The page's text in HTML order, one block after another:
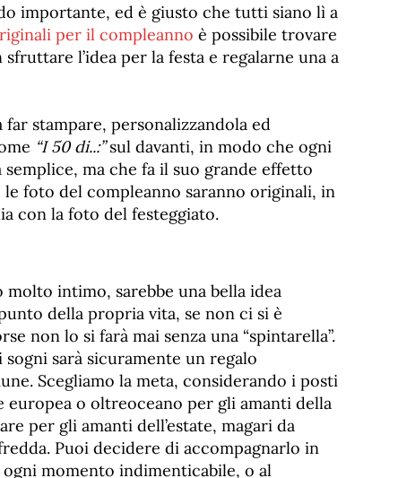
importante, ed è giusto che tutti siano lì a
per il compleanno è possibile trovare
l’idea per la festa e regalarne una a
stampare, personalizzandola ed
“I 50 di..:”sul davanti, in modo che ogni
semplice, ma che fa il suo grande effetto
foto del compleanno saranno originali, in
con la foto del festeggiato.
intimo, sarebbe una bella idea
della propria vita, se non ci si è
non lo si farà mai senza una “spintarella”.
sarà sicuramente un regalo
Scegliamo la meta, considerando i posti
europea o oltreoceano per gli amanti della
per gli amanti dell’estate, magari da
Puoi decidere di accompagnarlo in
momento indimenticabile, o al